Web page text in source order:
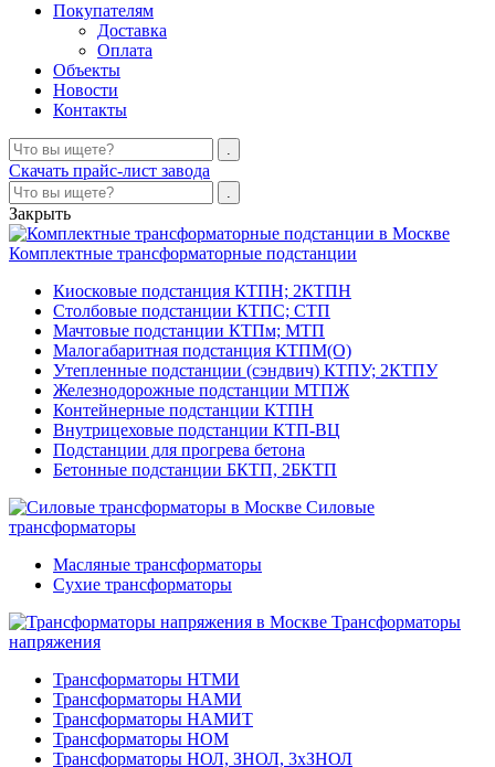
Покупателям
Доставка
Оплата
Объекты
Новости
Контакты
Скачать прайс-лист завода
Закрыть
Комплектные трансформаторные подстанции
Киосковые подстанция КТПН; 2КТПН
Столбовые подстанции КТПС; СТП
Мачтовые подстанции КТПм; МТП
Малогабаритная подстанция КТПМ(О)
Утепленные подстанции (сэндвич) КТПУ; 2КТПУ
Железнодорожные подстанции МТПЖ
Контейнерные подстанции КТПН
Внутрицеховые подстанции КТП-ВЦ
Подстанции для прогрева бетона
Бетонные подстанции БКТП, 2БКТП
Силовые
трансформаторы
Масляные трансформаторы
Сухие трансформаторы
Трансформаторы
напряжения
Трансформаторы НТМИ
Трансформаторы НАМИ
Трансформаторы НАМИТ
Трансформаторы НОМ
Трансформаторы НОЛ, ЗНОЛ, 3хЗНОЛ